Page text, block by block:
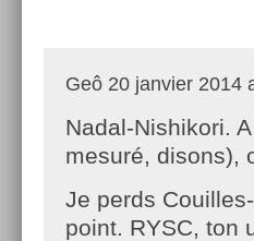
Geô 20 janvier 2014
Nadal-Nishikori.
mesuré, disons),
Je perds
point. RYSC, ton